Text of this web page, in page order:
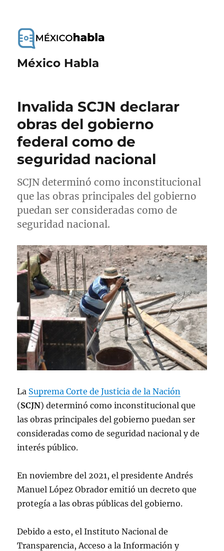
México Habla
Invalida SCJN declarar
obras del gobierno
federal como de
seguridad nacional
SCJN determinó como inconstitucional
que las obras principales del gobierno
puedan ser consideradas como de
seguridad nacional.
La Suprema Corte de Justicia de la Nación
(SCJN) determinó como inconstitucional que
las obras principales del gobierno puedan ser
consideradas como de seguridad nacional y de
interés público.
En noviembre del 2021, el presidente Andrés
Manuel López Obrador emitió un decreto que
protegía a las obras públicas del gobierno.
Debido a esto, el Instituto Nacional de
Transparencia, Acceso a la Información y